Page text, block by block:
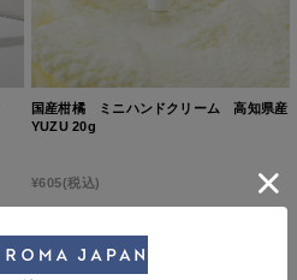
国産柑橘 ミニハンドクリーム 高知県産
YUZU 20g
¥605(税込)
購入数